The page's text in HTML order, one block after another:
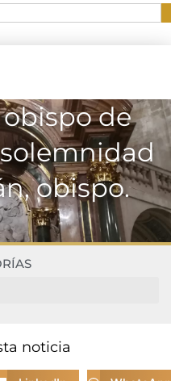
de
obispo.
noticia